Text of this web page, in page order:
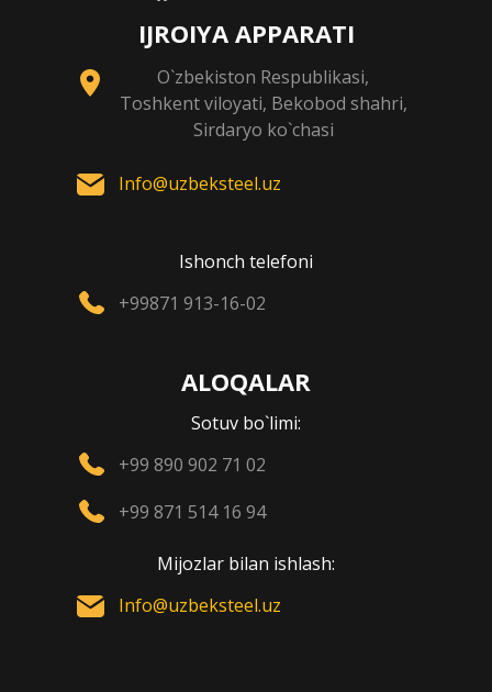
IJROIYA APPARATI
O`zbekiston Respublikasi,
Toshkent viloyati, Bekobod shahri,
Sirdaryo ko`chasi
Info@uzbeksteel.uz
Ishonch telefoni
+99871 913-16-02
ALOQALAR
Sotuv bo`limi:
+99 890 902 71 02
+99 871 514 16 94
Mijozlar bilan ishlash:
Info@uzbeksteel.uz